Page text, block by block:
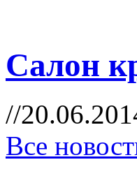
Салон
//
Все